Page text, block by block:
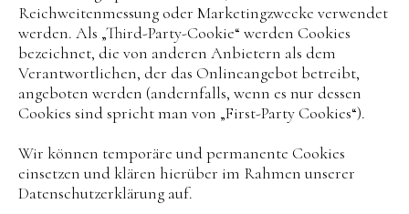
Reichweitenmessung oder Marketingzwecke verwendet
werden. Als „Third-Party-Cookie“ werden Cookies
bezeichnet, die von anderen Anbietern als dem
Verantwortlichen, der das Onlineangebot betreibt,
angeboten werden (andernfalls, wenn es nur dessen
Cookies sind spricht man von „First-Party Cookies“).
Wir können temporäre und permanente Cookies
einsetzen und klären hierüber im Rahmen unserer
Datenschutzerklärung auf.